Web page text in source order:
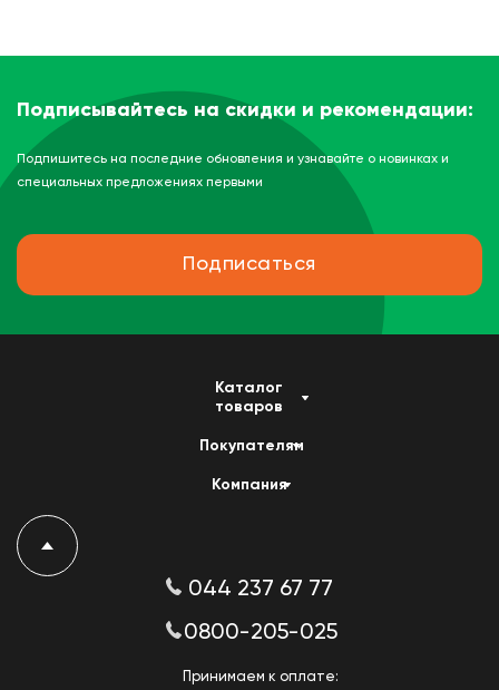
Подписывайтесь на скидки и рекомендации:
Подпишитесь на последние обновления и узнавайте о новинках и
специальных предложениях первыми
Подписаться
Каталог
товаров
Покупателям
Компания
044 237 67 77
0800-205-025
Принимаем к оплате: